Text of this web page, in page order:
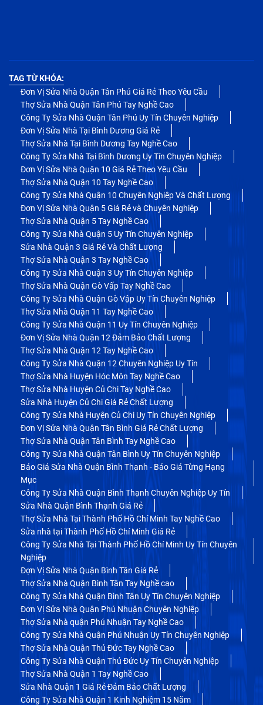
TAG TỪ KHÓA:
Đơn Vị Sửa Nhà Quận Tân Phú Giá Rẻ Theo Yêu Cầu
Thợ Sửa Nhà Quận Tân Phú Tay Nghề Cao
Công Ty Sửa Nhà Quận Tân Phú Uy Tín Chuyên Nghiệp
Đơn Vị Sửa Nhà Tại Bình Dương Giá Rẻ
Thợ Sửa Nhà Tại Bình Dương Tay Nghề Cao
Công Ty Sửa Nhà Tại Bình Dương Uy Tín Chuyên Nghiệp
Đơn Vị Sửa Nhà Quận 10 Giá Rẻ Theo Yêu Cầu
Thợ Sửa Nhà Quận 10 Tay Nghề Cao
Công Ty Sửa Nhà Quận 10 Chuyên Nghiệp Và Chất Lượng
Đơn Vị Sửa Nhà Quận 5 Giá Rẻ và Chuyên Nghiệp
Thợ Sửa Nhà Quận 5 Tay Nghề Cao
Công Ty Sửa Nhà Quận 5 Uy Tín Chuyên Nghiệp
Sửa Nhà Quận 3 Giá Rẻ Và Chất Lượng
Thợ Sửa Nhà Quận 3 Tay Nghề Cao
Công Ty Sửa Nhà Quận 3 Uy Tín Chuyên Nghiệp
Thợ Sửa Nhà Quận Gò Vấp Tay Nghề Cao
Công Ty Sửa Nhà Quận Gò Vập Uy Tín Chuyên Nghiệp
Thợ Sửa Nhà Quận 11 Tay Nghề Cao
Công Ty Sửa Nhà Quận 11 Uy Tín Chuyên Nghiệp
Đơn Vị Sửa Nhà Quận 12 Đảm Bảo Chất Lượng
Thợ Sửa Nhà Quận 12 Tay Nghề Cao
Công Ty Sửa Nhà Quận 12 Chuyên Nghiệp Uy Tín
Thợ Sửa Nhà Huyện Hóc Môn Tay Nghề Cao
Thợ Sửa Nhà Huyện Củ Chi Tay Nghề Cao
Sửa Nhà Huyện Củ Chi Giá Rẻ Chất Lượng
Công Ty Sửa Nhà Huyện Củ Chi Uy Tín Chuyên Nghiệp
Đơn Vị Sửa Nhà Quận Tân Bình Giá Rẻ Chất Lượng
Thợ Sửa Nhà Quận Tân Bình Tay Nghề Cao
Công Ty Sửa Nhà Quận Tân Bình Uy Tín Chuyên Nghiệp
Báo Giá Sửa Nhà Quận Bình Thạnh - Báo Giá Từng Hạng
Mục
Công Ty Sửa Nhà Quận Bình Thạnh Chuyên Nghiệp Uy Tín
Sửa Nhà Quận Bình Thạnh Giá Rẻ
Thợ Sửa Nhà Tại Thành Phố Hồ Chí Minh Tay Nghề Cao
Sửa nhà tại Thành Phố Hồ Chí Minh Giá Rẻ
Công Ty Sửa Nhà Tại Thành Phố Hồ Chí Minh Uy Tín Chuyên
Nghiệp
Đợn Vị Sửa Nhà Quận Bình Tân Giá Rẻ
Thợ Sửa Nhà Quận Bình Tân Tay Nghề cao
Công Ty Sửa Nhà Quận Bình Tân Uy Tín Chuyên Nghiệp
Đơn Vị Sửa Nhà Quận Phú Nhuận Chuyên Nghiệp
Thợ Sửa Nhà quận Phú Nhuận Tay Nghề Cao
Công Ty Sửa Nhà Quận Phú Nhuận Uy Tín Chuyên Nghiệp
Thợ Sửa Nhà Quận Thủ Đức Tay Nghề Cao
Công Ty Sửa Nhà Quận Thủ Đức Uy Tín Chuyên Nghiệp
Thợ Sửa Nhà Quận 1 Tay Nghề Cao
Sửa Nhà Quận 1 Giá Rẻ Đảm Bảo Chất Lượng
Công Ty Sửa Nhà Quận 1 Kinh Nghiệm 15 Năm